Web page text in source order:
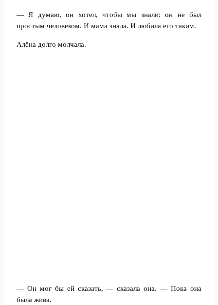
— Я думаю, он хотел, чтобы мы знали: он не был
простым человеком. И мама знала. И любила его таким.
Алёна долго молчала.
— Он мог бы ей сказать, — сказала она. — Пока она
была жива.